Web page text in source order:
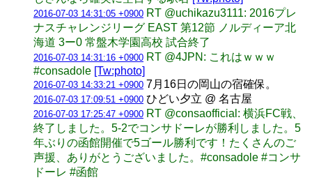
2016-07-03 14:31:05 +0900 RT @uchikazu3111: 2016プレ
ナスチャレンジリーグ EAST 第12節 ノルディーア北
海道 3ー0 常盤木学園高校 試合終了
2016-07-03 14:31:16 +0900 RT @4JPN: これはｗｗｗ
#consadole [Tw:photo]
2016-07-03 14:33:21 +0900 7月16日の岡山の宿確保。
2016-07-03 17:09:51 +0900 ひどい夕立 @ 名古屋
2016-07-03 17:25:47 +0900 RT @consaofficial: 横浜FC戦、
終了しました。5-2でコンサドーレが勝利しました。5
年ぶりの函館開催で5ゴール勝利です！たくさんのご
声援、ありがとうございました。#consadole #コンサ
ドーレ #函館